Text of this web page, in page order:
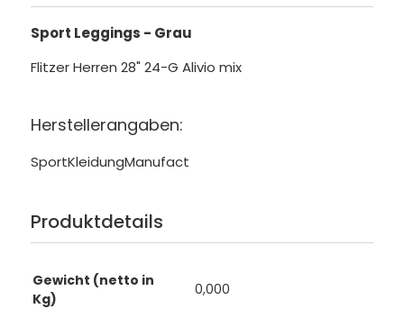
Sport Leggings - Grau
Flitzer Herren 28" 24-G Alivio mix
Herstellerangaben:
SportKleidungManufact
Produktdetails
Gewicht (netto in
Kg)
0,000